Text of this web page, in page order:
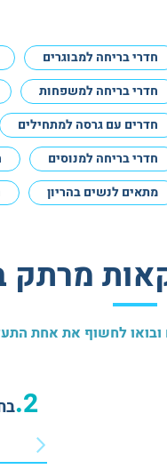
חדרי בריחה למבוגרים
חדרי בריחה למשפחות
חדרים עם גרסה למתחילים
חדרי בריחה למנוסים
מתאים לנשים בהריון
מרתק
2.